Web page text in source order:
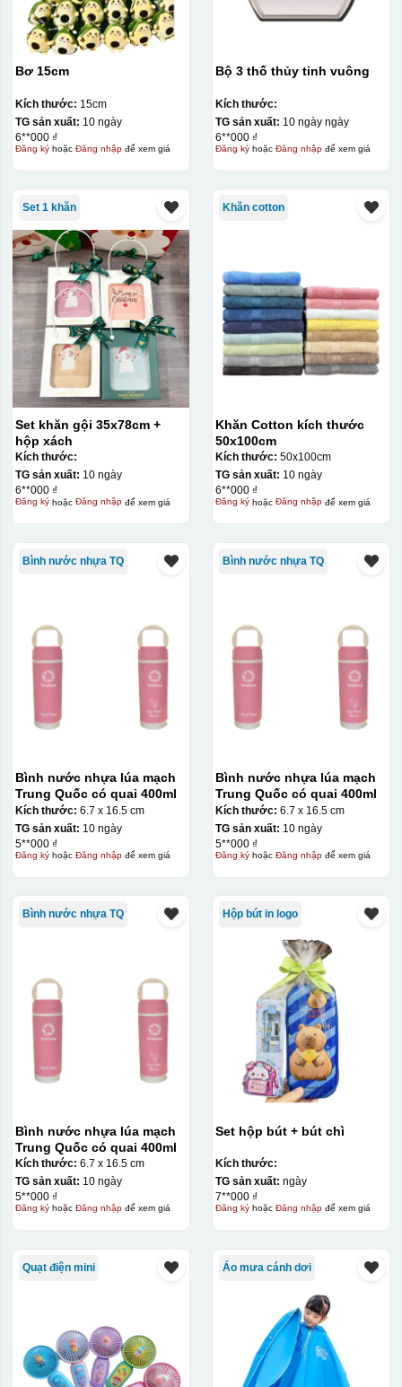
Kiểu in:
Kẻ vàng+in logo 1 mặt
In logo vàng kim
In logo 1 mặt
In lưới
In lưới (silk screen printing) trong ngành quà tặng là kỹ
thuật in ấn sử dụng một tấm lưới được phủ hóa chất cảm
thành khuôn. Mực in được đẩy qua các lỗ nhỏ trên lưới
phẩm như ly, cốc, bút, móc khóa hay các vật phẩm quà
tặng khác. Kỹ thuật này cho phép in được nhiều màu sắc
khác nhau, độ bền cao, có thể in trên nhiều chất liệu và
phù hợp cho sản xuất số lượng lớn, tuy nhiên đòi hỏi
quy trình chuẩn bị kỹ lưỡng và chi phí setup ban đầu
tương đối cao.
Hộp carton trắng ( cốc sứ )
Bơ 15cm
Kích thước: 15cm
TG sản xuất: 10 ngày
6**000 ₫
Đăng kýhoặc Đăng nhậpđể xem giá
Bộ 3 thố thủy tinh vuông
Kích thước:
TG sản xuất: 10 ngày ngày
6**000 ₫
Đăng kýhoặc Đăng nhậpđể xem giá
Set 1 khăn
Set khăn gội 35x78cm +
hộp xách
Kích thước:
TG sản xuất: 10 ngày
6**000 ₫
Đăng kýhoặc Đăng nhậpđể xem giá
Khăn cotton
Khăn Cotton kích thước
50x100cm
Kích thước: 50x100cm
TG sản xuất: 10 ngày
6**000 ₫
Đăng kýhoặc Đăng nhậpđể xem giá
Bình nước nhựa TQ
Bình nước nhựa lúa mạch
Trung Quốc có quai 400ml
Kích thước: 6.7 x 16.5 cm
TG sản xuất: 10 ngày
5**000 ₫
Đăng kýhoặc Đăng nhậpđể xem giá
Bình nước nhựa TQ
Bình nước nhựa lúa mạch
Trung Quốc có quai 400ml
Kích thước: 6.7 x 16.5 cm
TG sản xuất: 10 ngày
5**000 ₫
Đăng kýhoặc Đăng nhậpđể xem giá
Bình nước nhựa TQ
Bình nước nhựa lúa mạch
Trung Quốc có quai 400ml
Kích thước: 6.7 x 16.5 cm
TG sản xuất: 10 ngày
5**000 ₫
Đăng kýhoặc Đăng nhậpđể xem giá
Hộp bút in logo
Set hộp bút + bút chì
Kích thước:
TG sản xuất: ngày
7**000 ₫
Đăng kýhoặc Đăng nhậpđể xem giá
Quạt điện mini Áo mưa cánh dơi